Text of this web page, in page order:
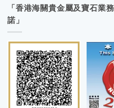
「香港海關貴金屬及寶石業
諾」